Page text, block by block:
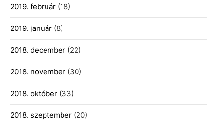
2019. február (18)
2019. január (8)
2018. december (22)
2018. november (30)
2018. október (33)
2018. szeptember (20)